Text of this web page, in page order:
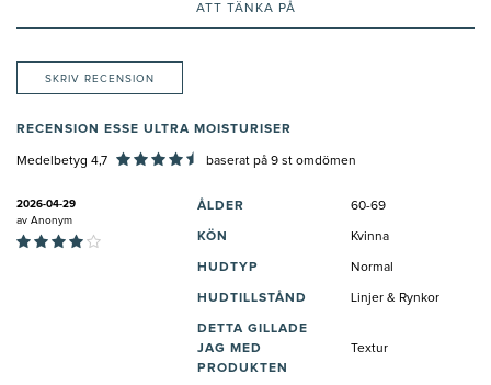
ATT TÄNKA PÅ
SKRIV RECENSION
RECENSION ESSE ULTRA MOISTURISER
Medelbetyg 4,7 baserat på 9 st omdömen
2026-04-29
av Anonym
ÅLDER 60-69
KÖN Kvinna
HUDTYP Normal
HUDTILLSTÅND Linjer & Rynkor
DETTA GILLADE
JAG MED
PRODUKTEN
Textur